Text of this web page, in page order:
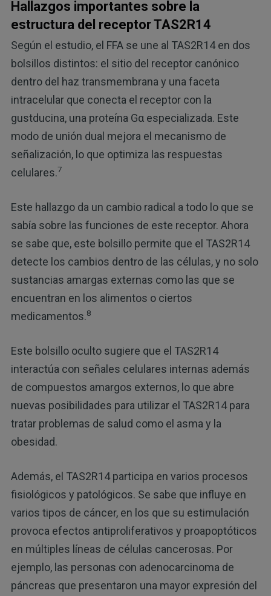
Hallazgos importantes sobre la
estructura del receptor TAS2R14
Según el estudio, el FFA se une al TAS2R14 en dos
bolsillos distintos: el sitio del receptor canónico
dentro del haz transmembrana y una faceta
intracelular que conecta el receptor con la
gustducina, una proteína Gα especializada. Este
modo de unión dual mejora el mecanismo de
señalización, lo que optimiza las respuestas
celulares.7
Este hallazgo da un cambio radical a todo lo que se
sabía sobre las funciones de este receptor. Ahora
se sabe que, este bolsillo permite que el TAS2R14
detecte los cambios dentro de las células, y no solo
sustancias amargas externas como las que se
encuentran en los alimentos o ciertos
medicamentos.8
Este bolsillo oculto sugiere que el TAS2R14
interactúa con señales celulares internas además
de compuestos amargos externos, lo que abre
nuevas posibilidades para utilizar el TAS2R14 para
tratar problemas de salud como el asma y la
obesidad.
Además, el TAS2R14 participa en varios procesos
fisiológicos y patológicos. Se sabe que influye en
varios tipos de cáncer, en los que su estimulación
provoca efectos antiproliferativos y proapoptóticos
en múltiples líneas de células cancerosas. Por
ejemplo, las personas con adenocarcinoma de
páncreas que presentaron una mayor expresión del